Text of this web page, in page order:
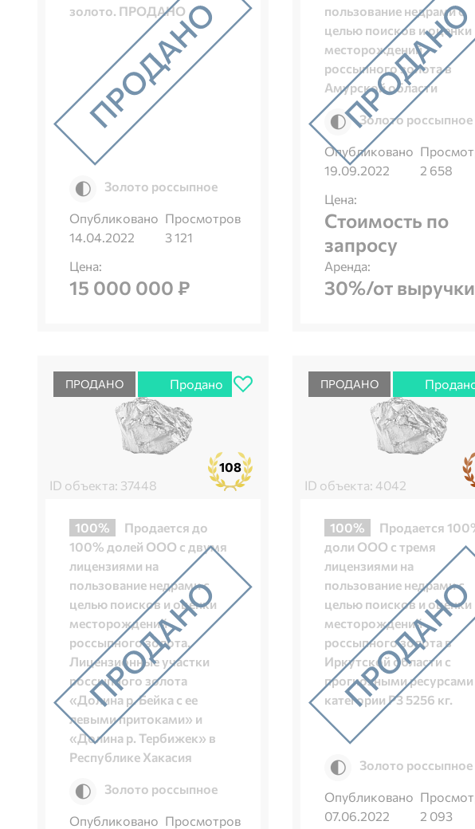
золото. ПРОДАНО
Золото россыпное
Опубликовано
14.04.2022
Просмотров
3 121
Цена:
15 000 000 ₽
пользование недрами с
целью поисков и оценки
месторождений
россыпного золота в
Амурской области
Золото россыпное
Опубликовано
19.09.2022
2 658
Цена:
Стоимость по
запросу
Аренда:
30%/от выручки
ПРОДАНО Продано
ID объекта: 37448
108
100%
Продается до
100% долей ООО с двумя
лицензиями на
пользование недрами с
целью поисков и оценки
месторождений
россыпного золота.
Лицензионные участки
россыпного золота
«Долина р. Бейка с ее
левыми притоками» и
«Долина р. Тербижек» в
Республике Хакасия
Золото россыпное
Опубликовано Просмотров
ПРОДАНО
ID объекта: 4042
100%
Продается
доли ООО с тремя
лицензиями на
пользование недрами с
целью поисков и оценки
месторождений
россыпного золота в
Иркутской области с
прогнозными ресурсами
категории Р3 5256 кг.
Золото россыпное
Опубликовано
07.06.2022
2 093